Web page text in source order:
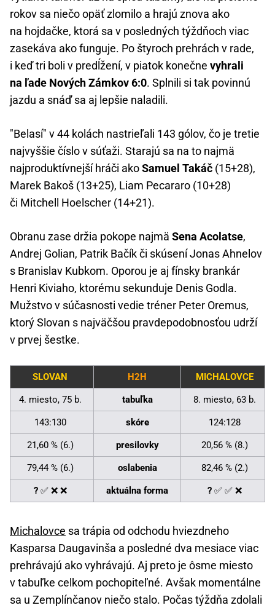
rokov sa niečo opäť zlomilo a hrajú znova ako
na hojdačke, ktorá sa v posledných týždňoch viac
zasekáva ako funguje. Po štyroch prehrách v rade,
i keď tri boli v predĺžení, v piatok konečne vyhrali
na ľade Nových Zámkov 6:0. Splnili si tak povinnú
jazdu a snáď sa aj lepšie naladili.
"Belasí" v 44 kolách nastrieľali 143 gólov, čo je tretie
najvyššie číslo v súťaži. Starajú sa na to najmä
najproduktívnejší hráči akoSamuel Takáč (15+28),
Marek Bakoš (13+25), Liam Pecararo (10+28)
či Mitchell Hoelscher (14+21).
Obranu zase držia pokope najmä Sena Acolatse,
Andrej Golian, Patrik Bačík či skúsení Jonas Ahnelov
s Branislav Kubkom. Oporou je aj fínsky brankár
Henri Kiviaho, ktorému sekunduje Denis Godla.
Mužstvo v súčasnosti vedie tréner Peter Oremus,
ktorý Slovan s najväčšou pravdepodobnosťou udrží
v prvej šestke.
SLOVAN H2H MICHALOVCE
4. miesto, 75 b. tabuľka 8. miesto, 63 b.
143:130 skóre 124:128
21,60 % (6.) presilovky 20,56 % (8.)
79,44 % (6.) oslabenia 82,46 % (2.)
?✅ ❌ ❌ aktuálna forma ? ✅ ✅ ❌
Michalovce sa trápia od odchodu hviezdneho
Kasparsa Daugavinša a posledné dva mesiace viac
prehrávajú ako vyhrávajú. Aj preto je ôsme miesto
v tabuľke celkom pochopiteľné. Avšak momentálne
sa u Zemplínčanov niečo stalo. Počas týždňa zdolali